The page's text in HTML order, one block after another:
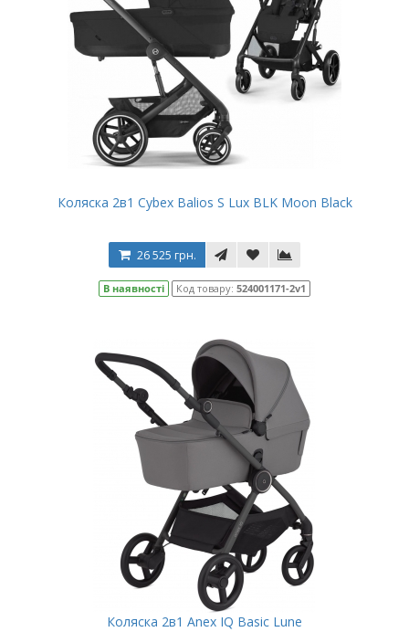
Коляска 2в1 Cybex Balios S Lux BLK Moon Black
26 525 грн.
В наявності Код товару: 524001171-2v1
Коляска 2в1 Anex IQ Basic Lune